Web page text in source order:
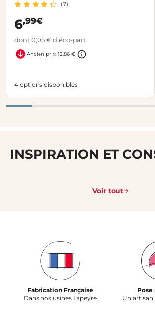
(7)
6,99€
dont 0,05 € d’éco-part
Ancien prix: 12,86 €
4 options disponibles
INSPIRATION ET
Voir tout
Fabrication Française
Dans nos usines Lapeyre
Pose
Un artisan